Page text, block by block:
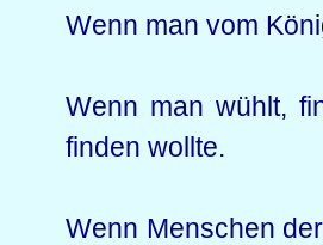
Wenn man vom
Wenn man wühlt,
finden wollte.
Wenn Menschen